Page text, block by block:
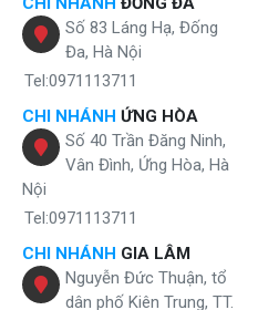
Số 83 Láng Hạ, Đống
Đa, Hà Nội
Tel:0971113711
CHI NHÁNH ỨNG HÒA
Số 40 Trần Đăng Ninh,
Vân Đình, Ứng Hòa, Hà
Nội
Tel:0971113711
CHI NHÁNH GIA LÂM
Nguyễn Đức Thuận, tổ
dân phố Kiên Trung, TT.